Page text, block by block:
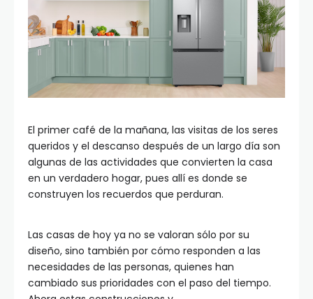
El primer café de la mañana, las visitas de los seres
queridos y el descanso después de un largo día son
algunas de las actividades que convierten la casa
en un verdadero hogar, pues allí es donde se
construyen los recuerdos que perduran.
Las casas de hoy ya no se valoran sólo por su
diseño, sino también por cómo responden a las
necesidades de las personas, quienes han
cambiado sus prioridades con el paso del tiempo.